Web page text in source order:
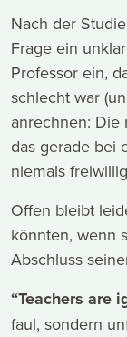
Nach der
Frage ein
Professor ein,
schlecht war
anrechnen: Die
das gerade bei
niemals
Offen bleibt
könnten, wenn
Abschluss
“Teachers are
faul, sondern